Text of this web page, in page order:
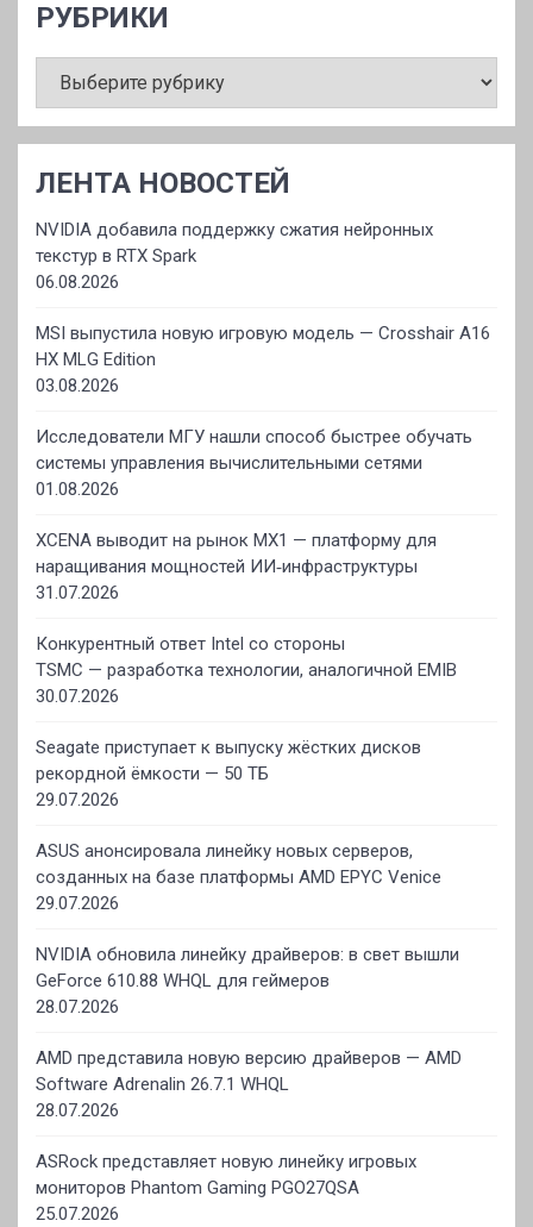
РУБРИКИ
ЛЕНТА НОВОСТЕЙ
NVIDIA добавила поддержку сжатия нейронных
текстур в RTX Spark
06.08.2026
MSI выпустила новую игровую модель — Crosshair A16
HX MLG Edition
03.08.2026
Исследователи МГУ нашли способ быстрее обучать
системы управления вычислительными сетями
01.08.2026
XCENA выводит на рынок MX1 — платформу для
наращивания мощностей ИИ‑инфраструктуры
31.07.2026
Конкурентный ответ Intel со стороны
TSMC — разработка технологии, аналогичной EMIB
30.07.2026
Seagate приступает к выпуску жёстких дисков
рекордной ёмкости — 50 ТБ
29.07.2026
ASUS анонсировала линейку новых серверов,
созданных на базе платформы AMD EPYC Venice
29.07.2026
NVIDIA обновила линейку драйверов: в свет вышли
GeForce 610.88 WHQL для геймеров
28.07.2026
AMD представила новую версию драйверов — AMD
Software Adrenalin 26.7.1 WHQL
28.07.2026
ASRock представляет новую линейку игровых
мониторов Phantom Gaming PGO27QSA
25.07.2026